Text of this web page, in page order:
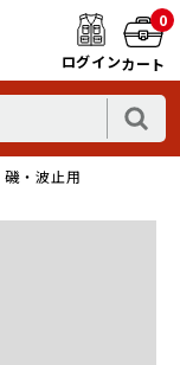
ログイン
0
カート
磯・波止用